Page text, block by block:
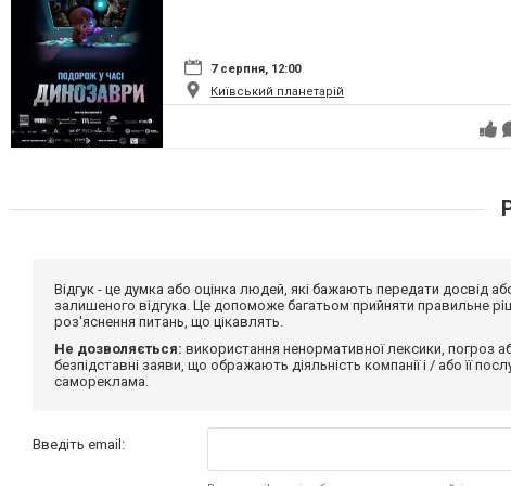
7 серпня, 12:00
Київський планетарій
Відгук - це думка або оцінка людей, які бажають передати
залишеного відгука. Це допоможе багатьом прийняти правильне
роз'яснення питань, що цікавлять.
Не дозволяється: використання ненормативної лексики, погроз
безпідставні заяви, що ображають діяльність компанії і / або її
самореклама.
Введіть email: